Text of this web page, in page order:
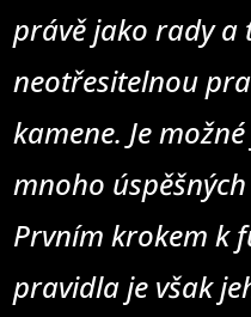
právě jako rady a
neotřesitelnou
kamene. Je
mnoho
Prvním krokem k
pravidla je však